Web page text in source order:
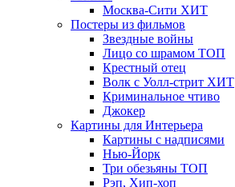
Москва-Сити ХИТ
Постеры из фильмов
Звездные войны
Лицо со шрамом ТОП
Крестный отец
Волк с Уолл-стрит ХИТ
Криминальное чтиво
Джокер
Картины для Интерьера
Картины с надписями
Нью-Йорк
Три обезьяны ТОП
Рэп, Хип-хоп